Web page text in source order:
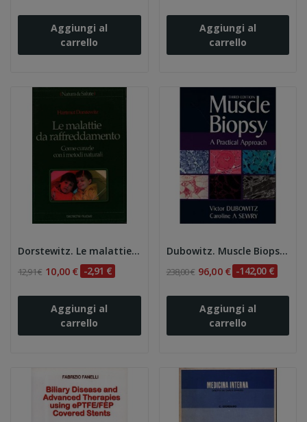
Aggiungi al
carrello
Aggiungi al
carrello
Dorstewitz. Le malattie da raffreddamento. Come...
12,91 € 10,00 € -2,91 €
Aggiungi al
carrello
Dubowitz. Muscle Biopsy: A Practical Approach 3e
238,00 € 96,00 € -142,00 €
Aggiungi al
carrello